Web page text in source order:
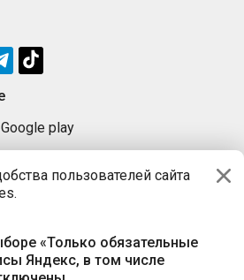
пользователей сайта
«Только обязательные
Яндекс, в том числе
Google play
ООО «ПРАЦА БАЙ»
г. Минск, пр-т Независимости